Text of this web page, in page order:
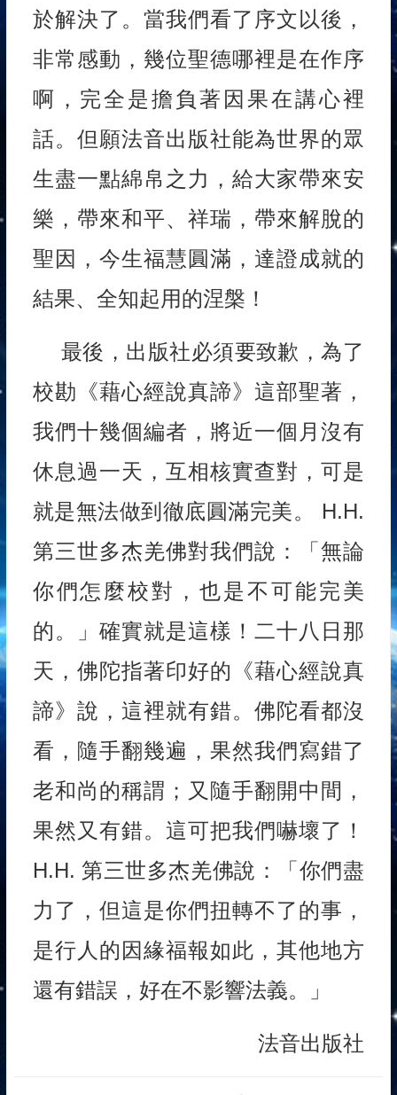
於解決了。當我們看了序文以後，
非常感動，幾位聖德哪裡是在作序
啊，完全是擔負著因果在講心裡
話。但願法音出版社能為世界的眾
生盡一點綿帛之力，給大家帶來安
樂，帶來和平、祥瑞，帶來解脫的
聖因，今生福慧圓滿，達證成就的
結果、全知起用的涅槃！
最後，出版社必須要致歉，為了
校勘《藉心經說真諦》這部聖著，
我們十幾個編者，將近一個月沒有
休息過一天，互相核實查對，可是
就是無法做到徹底圓滿完美。 H.H.
第三世多杰羌佛對我們說：「無論
你們怎麼校對，也是不可能完美
的。」確實就是這樣！二十八日那
天，佛陀指著印好的《藉心經說真
諦》說，這裡就有錯。佛陀看都沒
看，隨手翻幾遍，果然我們寫錯了
老和尚的稱謂；又隨手翻開中間，
果然又有錯。這可把我們嚇壞了！
H.H. 第三世多杰羌佛說：「你們盡
力了，但這是你們扭轉不了的事，
是行人的因緣福報如此，其他地方
還有錯誤，好在不影響法義。」
法音出版社